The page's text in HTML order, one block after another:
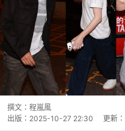
撰文： 程嵐風
出版： 2025-10-27 22:30 更新：